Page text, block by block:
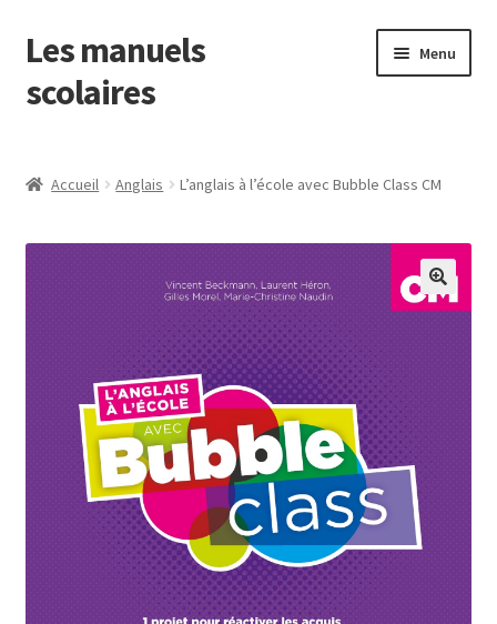
Aller
à
la
Aller
au
contenu
Les manuels
scolaires
Menu
menu
Mathématiques
Ouvrir
le
menu
Accueil Anglais L’anglais à l’école avec Bubble Class CM